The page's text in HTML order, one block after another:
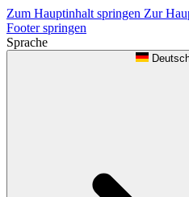
Zum Hauptinhalt springen Zur
Footer springen
Sprache